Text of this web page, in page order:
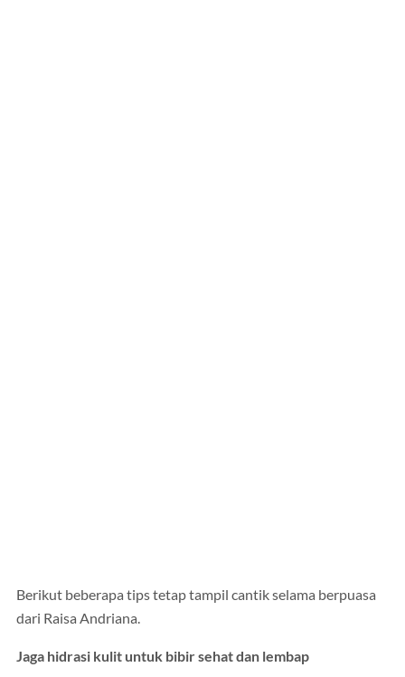
Berikut beberapa tips tetap tampil cantik selama berpuasa
dari Raisa Andriana.
Jaga hidrasi kulit untuk bibir sehat dan lembap